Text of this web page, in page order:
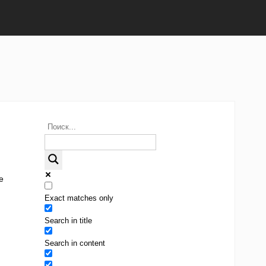
Exact matches only
Search in title
Search in content